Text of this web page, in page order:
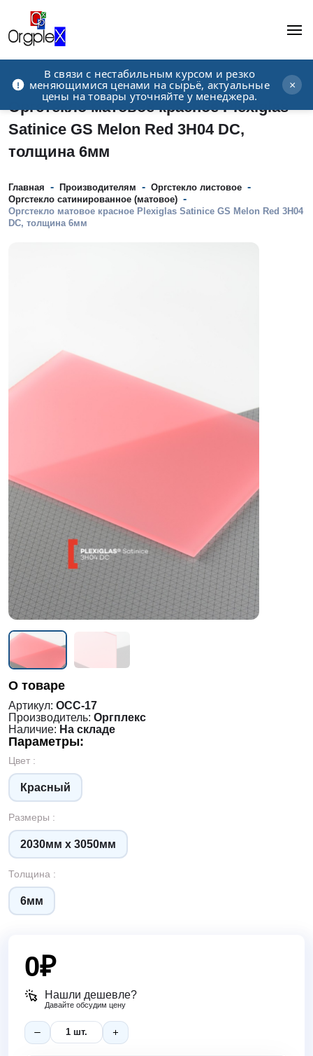
В связи с нестабильным курсом и резко
меняющимися ценами на сырьё, актуальные
цены на товары уточняйте у менеджера.
×
Рекламно-производственная компания
Оргстекло матовое красное Plexiglas
Satinice GS Melon Red 3H04 DC,
толщина 6мм
Главная - Производителям - Оргстекло листовое -
Оргстекло сатинированное (матовое) -
Оргстекло матовое красное Plexiglas Satinice GS Melon Red 3H04
DC, толщина 6мм
О товаре
Артикул: ОСС-17
Производитель: Оргплекс
Наличие: На складе
Параметры:
Цвет :
Красный
Размеры :
2030мм х 3050мм
Толщина :
6мм
0₽
Нашли дешевле?
Давайте обсудим цену